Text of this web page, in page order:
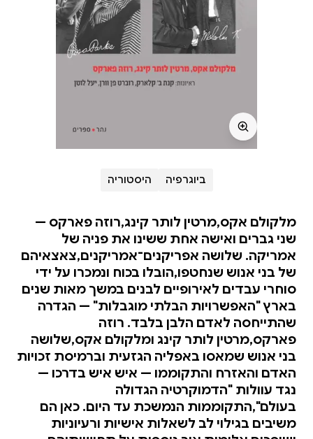
ביוגרפיה היסטוריה
מלקולם אקס,מרטין לותר קינג,רוזה פארקס —
שני גברים ואישה אחת ששינו את פניה של
אמריקה. שלושה אפריקנים־אמריקנים,צאצאיהם
של בני אנוש שנחטפו,הובלו בכוח ונמכרו על ידי
סוחרי עבדים לאירופיים לבנים במשך מאות שנים
בארץ "האפשרויות הבלתי מוגבלות" — הגדרה
שהתייחסה לאדם הלבן בלבד. רוזה
פארקס,מרטין לותר קינג ומלקולם אקס,שלושה
בני אנוש שמאסו באפליה הגזעית וברמיסת זכויות
האדם והאזרח והתקוממו — איש איש בדרכו —
נגד עוולות "הדמוקרטיה הגדולה
בעולם",התקוממות הנמשכת עד היום. כאן הם
משיבים בגילוי לב לשאלות אישיות ורעיוניות